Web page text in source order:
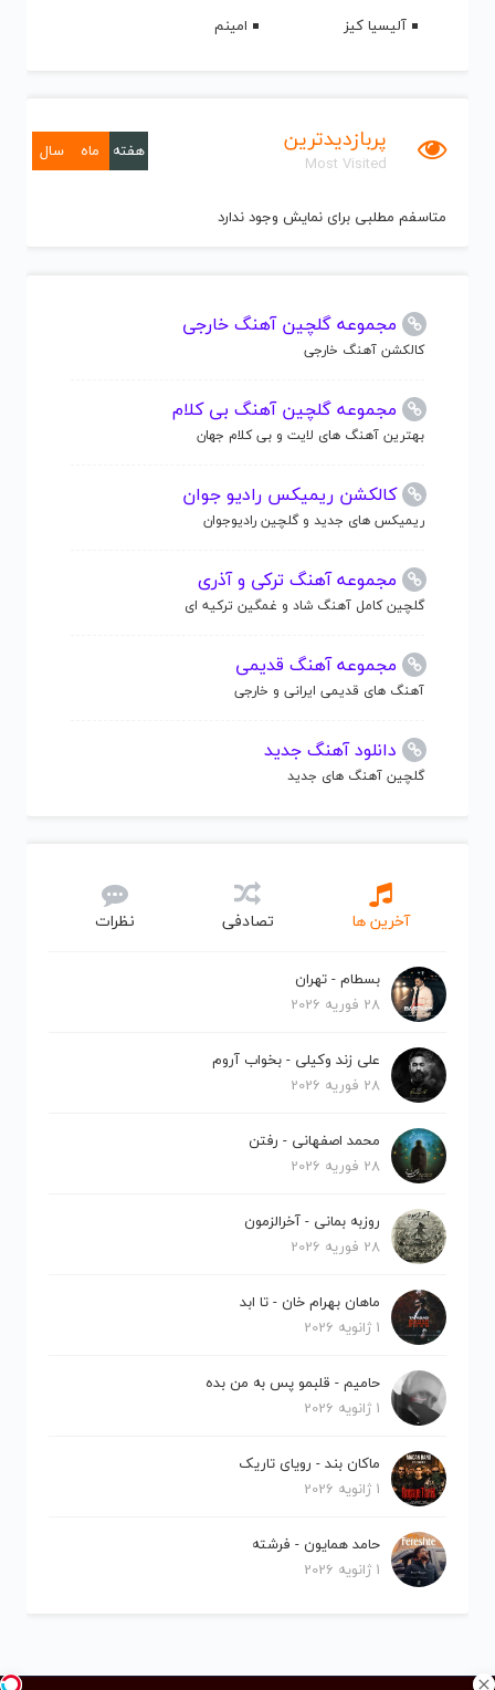
آلیسیا کیز
امینم
پربازدیدترین
Most Visited
هفته ماه سال
متاسفم مطلبی برای نمایش وجود ندارد
مجموعه گلچین آهنگ خارجی
کالکشن آهنگ خارجی
مجموعه گلچین آهنگ بی کلام
بهترین آهنگ های لایت و بی کلام جهان
کالکشن ریمیکس رادیو جوان
ریمیکس های جدید و گلچین رادیوجوان
مجموعه آهنگ ترکی و آذری
گلچین کامل آهنگ شاد و غمگین ترکیه ای
مجموعه آهنگ قدیمی
آهنگ های قدیمی ایرانی و خارجی
دانلود آهنگ جدید
گلچین آهنگ های جدید
آخرین ها تصادفی نظرات
بسطام - تهران
28 فوریه 2026
علی زند وکیلی - بخواب آروم
28 فوریه 2026
محمد اصفهانی - رفتن
28 فوریه 2026
روزبه بمانی - آخرالزمون
28 فوریه 2026
ماهان بهرام خان - تا ابد
1 ژانویه 2026
حامیم - قلبمو پس به من بده
1 ژانویه 2026
ماکان بند - رویای تاریک
1 ژانویه 2026
حامد همایون - فرشته
1 ژانویه 2026